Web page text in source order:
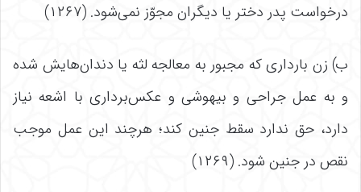
درخواست پدر دختر یا دیگران مجوّز نمی‌‌شود. (۱۲۶۷)
ب) زن بارداری که مجبور به معالجه لثه یا دندان‌‌هایش شده
و به عمل جراحی و بیهوشی و عکس‌‌برداری با اشعه نیاز
دارد، حق ندارد سقط جنین کند؛ هرچند این عمل موجب
نقص در جنین شود. (۱۲۶۹)